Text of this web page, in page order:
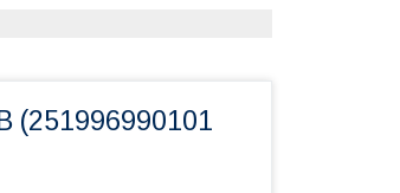
(251996990101